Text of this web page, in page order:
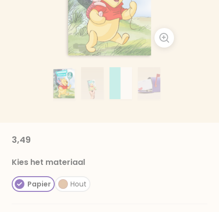
3,49
Kies het materiaal
Papier Hout